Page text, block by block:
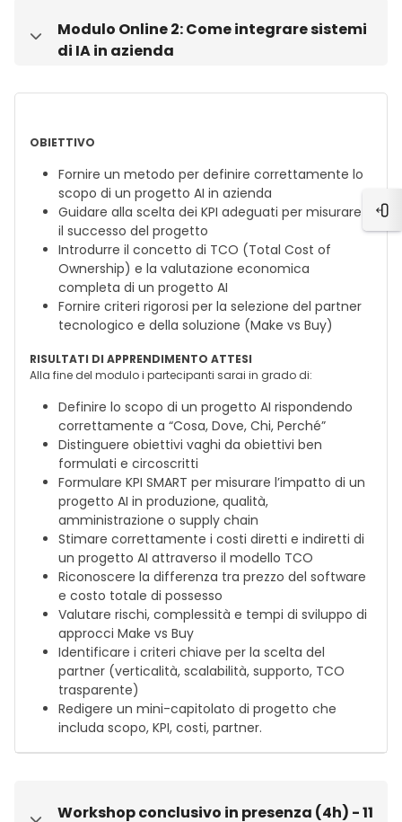
Minimizza
Modulo Online 2: Come integrare sistemi
di IA in azienda
OBIETTIVO
Fornire un metodo per definire correttamente lo
scopo di un progetto AI in azienda
Guidare alla scelta dei KPI adeguati per misurare
il successo del progetto
Introdurre il concetto di TCO (Total Cost of
Ownership) e la valutazione economica
completa di un progetto AI
Fornire criteri rigorosi per la selezione del partner
tecnologico e della soluzione (Make vs Buy)
RISULTATI DI APPRENDIMENTO ATTESI
Alla fine del modulo i partecipanti sarai in grado di:
Definire lo scopo di un progetto AI rispondendo
correttamente a “Cosa, Dove, Chi, Perché”
Distinguere obiettivi vaghi da obiettivi ben
formulati e circoscritti
Formulare KPI SMART per misurare l’impatto di un
progetto AI in produzione, qualità,
amministrazione o supply chain
Stimare correttamente i costi diretti e indiretti di
un progetto AI attraverso il modello TCO
Riconoscere la differenza tra prezzo del software
e costo totale di possesso
Valutare rischi, complessità e tempi di sviluppo di
approcci Make vs Buy
Identificare i criteri chiave per la scelta del
partner (verticalità, scalabilità, supporto, TCO
trasparente)
Redigere un mini-capitolato di progetto che
includa scopo, KPI, costi, partner.
Workshop conclusivo in presenza (4h) - 11